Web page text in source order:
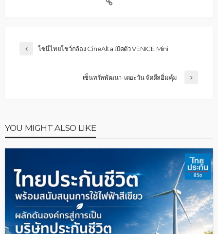
โซนี่ไทยโชว์กล้อง CineAlta เปิดตัว VENICE Mini
เซ็นทรัลพัฒนา-เดอะวัน จัดดีลอิ่มคุ้ม
YOU MIGHT ALSO LIKE